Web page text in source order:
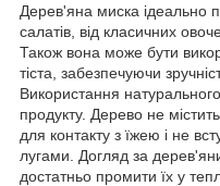
Дерев'яна миска ідеально
салатів, від класичних
Також вона може бути
тіста, забезпечуючи
Використання
продукту. Дерево не
для контакту з їжею і не
лугами. Догляд за
достатньо промити їх у